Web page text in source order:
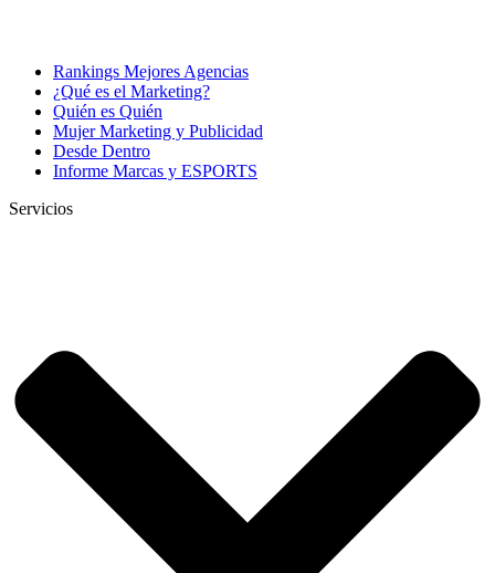
Rankings Mejores Agencias
¿Qué es el Marketing?
Quién es Quién
Mujer Marketing y Publicidad
Desde Dentro
Informe Marcas y ESPORTS
Servicios